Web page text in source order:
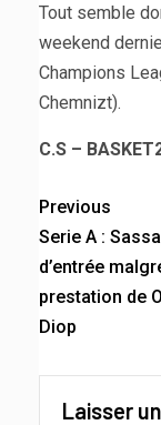
Tout semble
weekend
Champions
Chemnizt).
C.S –
Previous
Serie A :
d’entrée
prestation de
Diop
Laisser